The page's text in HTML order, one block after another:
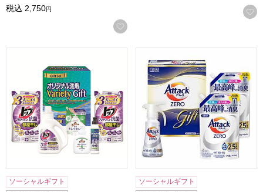
税込 2,750円
お気に入りに登録する
ソーシャルギフト
ソーシャルギフト